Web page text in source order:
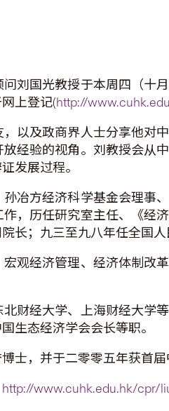
刘国光教授于本周四（十
上登记(http://
以及政商界人士分享他对
经验的视角。刘教授会从
发展过程。
冶方经济科学基金会理事
，历任研究室主任、《经
长；九三至九八年任全国人
观经济管理、经济体制改
财经大学、上海财经大学
生态经济学会会长等职。
士，并于二零零五年获首届
http://www.cuhk.edu.hk/cpr/